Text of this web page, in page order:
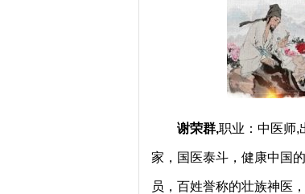
谢荣群,职业：中医师,
家，国医泰斗，健康中国
员，百姓誉称的壮族神医